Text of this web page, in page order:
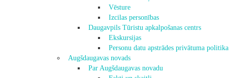
Vēsture
Izcilas personības
Daugavpils Tūristu apkalpošanas centrs
Ekskursijas
Personu datu apstrādes privātuma politika
Augšdaugavas novads
Par Augšdaugavas novadu